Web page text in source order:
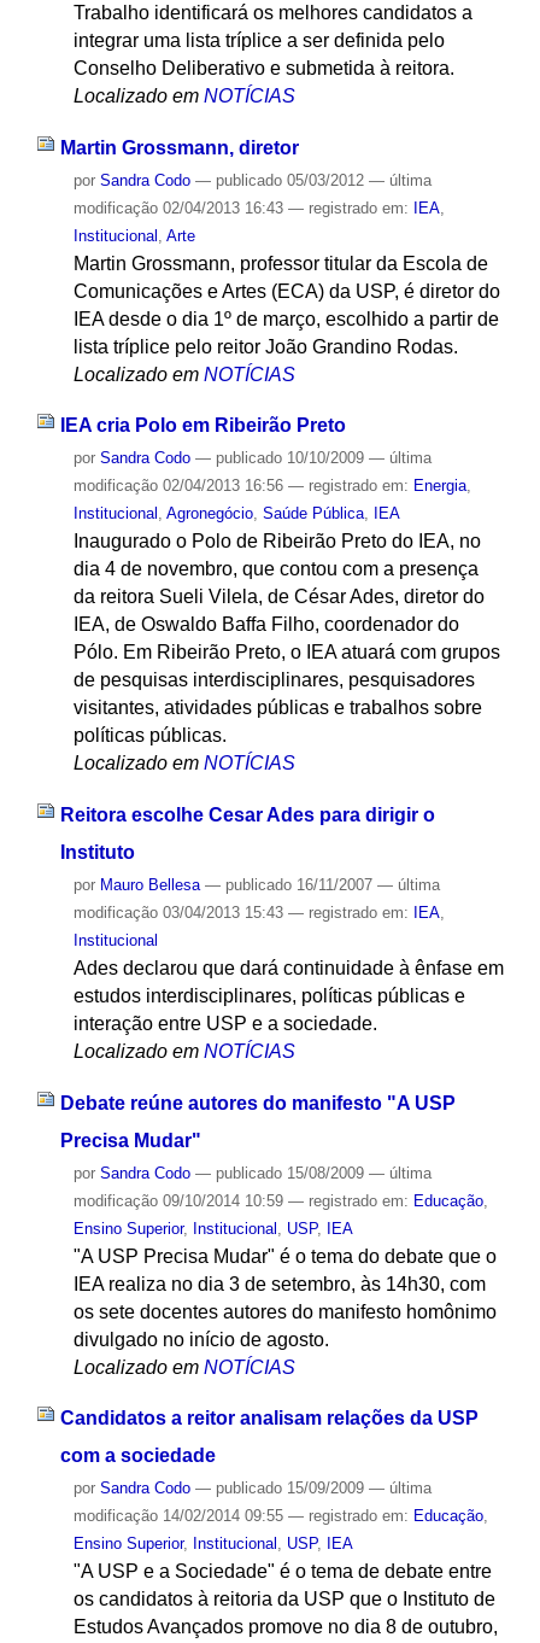
Trabalho identificará os melhores candidatos a
integrar uma lista tríplice a ser definida pelo
Conselho Deliberativo e submetida à reitora.
Localizado em NOTÍCIAS
Martin Grossmann, diretor
por Sandra Codo — publicado05/03/2012 — última
modificação02/04/2013 16:43 — registrado em: IEA,
Institucional Arte
Martin Grossmann, professor titular da Escola de
Comunicações e Artes (ECA) da USP, é diretor do
IEA desde o dia 1º de março, escolhido a partir de
lista tríplice pelo reitor João Grandino Rodas.
Localizado em NOTÍCIAS
IEA cria Polo em Ribeirão Preto
por Sandra Codo — publicado10/10/2009 — última
modificação02/04/2013 16:56 — registrado em: Energia,
Institucional , Agronegócio, Saúde Pública, IEA
Inaugurado o Polo de Ribeirão Preto do IEA, no
dia 4 de novembro, que contou com a presença
da reitora Sueli Vilela, de César Ades, diretor do
IEA, de Oswaldo Baffa Filho, coordenador do
Pólo. Em Ribeirão Preto, o IEA atuará com grupos
de pesquisas interdisciplinares, pesquisadores
visitantes, atividades públicas e trabalhos sobre
políticas públicas.
Localizado em NOTÍCIAS
Reitora escolhe Cesar Ades para dirigir o
Instituto
por Mauro Bellesa — publicado16/11/2007 — última
modificação03/04/2013 15:43 — registrado em: IEA,
Institucional
Ades declarou que dará continuidade à ênfase em
estudos interdisciplinares, políticas públicas e
interação entre USP e a sociedade.
Localizado em NOTÍCIAS
Debate reúne autores do manifesto "A USP
Precisa Mudar"
por Sandra Codo — publicado15/08/2009 — última
modificação09/10/2014 10:59 — registrado em: Educação,
Ensino Superior, Institucional USP, IEA
"A USP Precisa Mudar" é o tema do debate que o
IEA realiza no dia 3 de setembro, às 14h30, com
os sete docentes autores do manifesto homônimo
divulgado no início de agosto.
Localizado em NOTÍCIAS
Candidatos a reitor analisam relações da USP
com a sociedade
por Sandra Codo — publicado15/09/2009 — última
modificação14/02/2014 09:55 — registrado em: Educação,
Ensino Superior, Institucional , USP, IEA
"A USP e a Sociedade" é o tema de debate entre
os candidatos à reitoria da USP que o Instituto de
Estudos Avançados promove no dia 8 de outubro,